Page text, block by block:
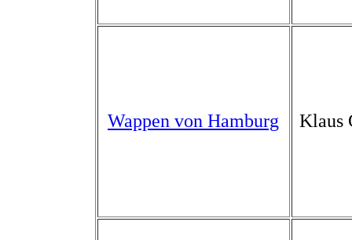
Wappen von Hamburg Klaus